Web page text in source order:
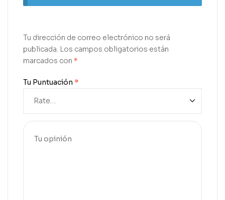
Tu dirección de correo electrónico no será
publicada. Los campos obligatorios están
marcados con *
Tu Puntuación *